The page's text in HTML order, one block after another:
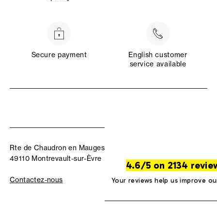
Secure payment
English customer
service available
Rte de Chaudron en Mauges
49110 Montrevault-sur-Èvre
Contactez-nous
4.6/5 on 2134
Your reviews help us improve